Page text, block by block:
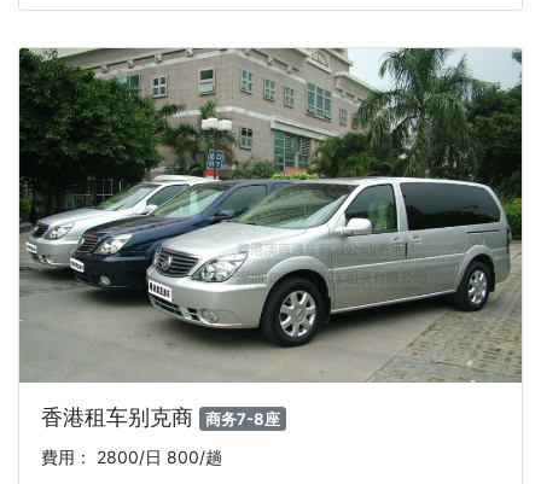
香港租车别克商 商务7-8座
費用： 2800/日 800/趟